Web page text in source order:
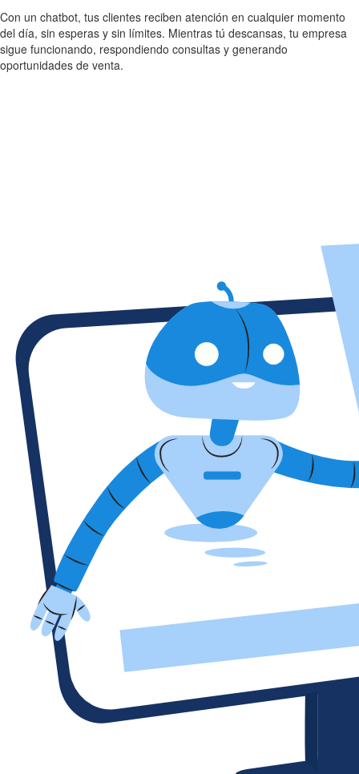
Con un chatbot, tus clientes reciben atención en cualquier momento
del día, sin esperas y sin límites. Mientras tú descansas, tu empresa
sigue funcionando, respondiendo consultas y generando
oportunidades de venta.